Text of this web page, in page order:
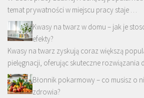
temat prywatności w miejscu pracy staje …
Kwasy na twarz w domu – jak je
efekty?
Kwasy na twarz zyskują coraz większą
pielęgnacji, oferując skuteczne rozwiązania
Błonnik pokarmowy – co musisz o
zdrowia?